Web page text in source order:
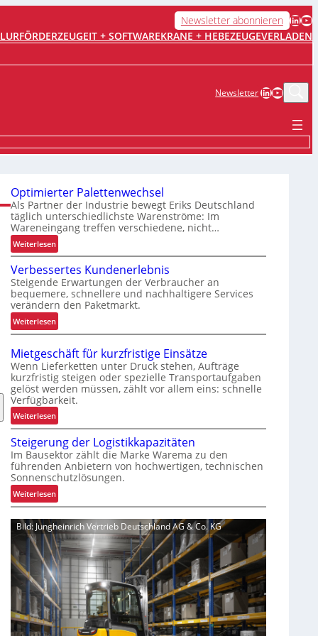
Newsletter abonnieren LinkedIn YouTube
IT + SOFTWAREKRANE + HEBEZEUGEVERLADEN
NewsletterLinkedIn
Optimierter Palettenwechsel
Als Partner der Industrie bewegt Eriks Deutschland
täglich unterschiedlichste Warenströme: Im
Wareneingang treffen verschiedene, nicht…
Weiterlesen:
O
p
t
i
m
i
e
r
t
e
r
P
a
l
e
t
t
e
n
e
c
h
s
e
Verbessertes Kundenerlebnis
Steigende Erwartungen der Verbraucher an
bequemere, schnellere und nachhaltigere Services
verändern den Paketmarkt.
Weiterlesen:
V
e
r
b
e
s
s
e
r
t
e
s
K
u
d
e
n
e
r
l
e
b
Mietgeschäft für kurzfristige Einsätze
Wenn Lieferketten unter Druck stehen, Aufträge
kurzfristig steigen oder spezielle Transportaufgaben
gelöst werden müssen, zählt vor allem eins: schnelle
Verfügbarkeit.
Weiterlesen:
M
i
e
t
g
e
s
c
h
ä
f
f
ü
r
k
Steigerung der Logistikkapazitäten
Im Bausektor zählt die Marke Warema zu den
führenden Anbietern von hochwertigen, technischen
Sonnenschutzlösungen.
Weiterlesen:
S
t
e
i
g
e
r
n
g
Bild: Jungheinrich Vertrieb Deutschland AG & Co. KG